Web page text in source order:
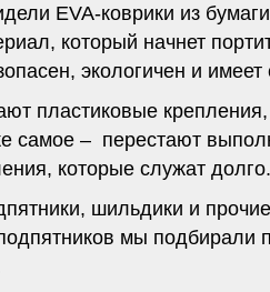
EVA-коврики из
который начнет
экологичен и
пластиковые
самое – перестают
которые служат
шильдики и
мы подбирали